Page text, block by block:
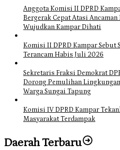
Anggota Komisi II DPRD
Bergerak Cepat Atasi
Wujudkan Kampar Dihati
Komisi II DPRD Kampar Sebut
Terancam Habis Juli 2026
Sekretaris Fraksi Demokrat
Dorong Pemulihan
Warga Sungai Tapung
Komisi IV DPRD Kampar
Masyarakat Terdampak
Daerah Terbaru